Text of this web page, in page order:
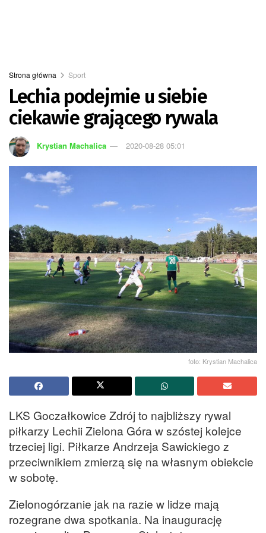
Strona główna Sport
Lechia podejmie u siebie
ciekawie grającego rywala
Krystian Machalica 2020-08-28 05:01
foto: Krystian Machalica
LKS Goczałkowice Zdrój to najbliższy rywal
piłkarzy Lechii Zielona Góra w szóstej kolejce
trzeciej ligi. Piłkarze Andrzeja Sawickiego z
przeciwnikiem zmierzą się na własnym obiekcie
w sobotę.
Zielonogórzanie jak na razie w lidze mają
rozegrane dwa spotkania. Na inaugurację